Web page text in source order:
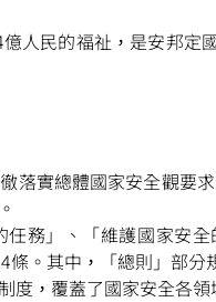
人民的福祉，是安邦
落實總體國家安全觀要
務」、「維護國家安
。其中，「總則」部
度，覆蓋了國家安全各
微